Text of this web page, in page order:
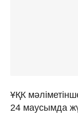
ҰҚК
24 маусымда